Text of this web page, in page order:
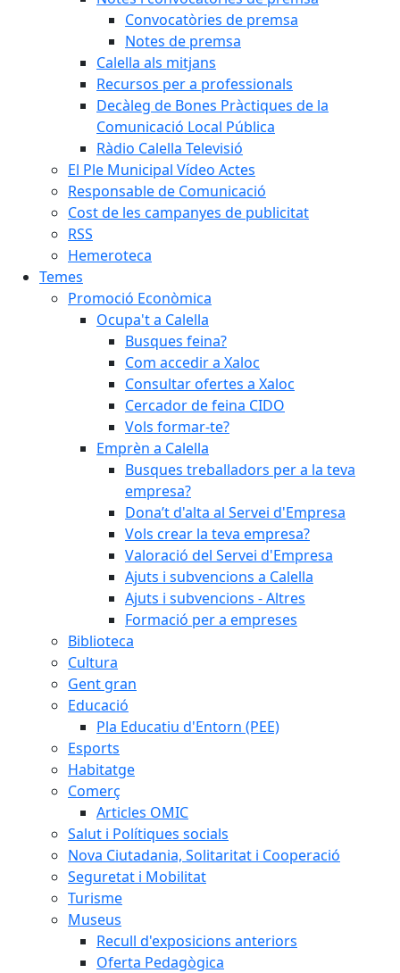
Convocatòries de premsa
Notes de premsa
Calella als mitjans
Recursos per a professionals
Decàleg de Bones Pràctiques de la
Comunicació Local Pública
Ràdio Calella Televisió
El Ple Municipal Vídeo Actes
Responsable de Comunicació
Cost de les campanyes de publicitat
RSS
Hemeroteca
Temes
Promoció Econòmica
Ocupa't a Calella
Busques feina?
Com accedir a Xaloc
Consultar ofertes a Xaloc
Cercador de feina CIDO
Vols formar-te?
Emprèn a Calella
Busques treballadors per a la teva
empresa?
Dona’t d'alta al Servei d'Empresa
Vols crear la teva empresa?
Valoració del Servei d'Empresa
Ajuts i subvencions a Calella
Ajuts i subvencions - Altres
Formació per a empreses
Biblioteca
Cultura
Gent gran
Educació
Pla Educatiu d'Entorn (PEE)
Esports
Habitatge
Comerç
Articles OMIC
Salut i Polítiques socials
Nova Ciutadania, Solitaritat i Cooperació
Seguretat i Mobilitat
Turisme
Museus
Recull d'exposicions anteriors
Oferta Pedagògica